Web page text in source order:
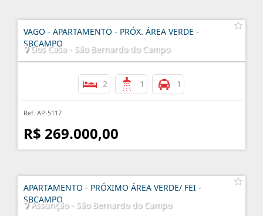
VAGO - APARTAMENTO - PRÓX. ÁREA VERDE -
SBCAMPO
Dos Casa - São Bernardo do Campo
2 1 1
Ref. AP-5117
R$ 269.000,00
APARTAMENTO - PRÓXIMO ÁREA VERDE/ FEI -
SBCAMPO
Assunção - São Bernardo do Campo